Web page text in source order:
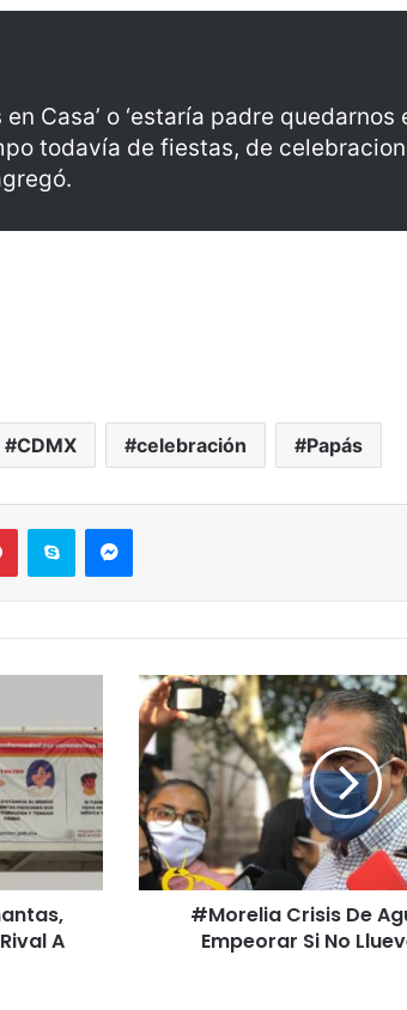
en Casa’ o ‘estaría padre quedarnos
todavía de fiestas, de
CDMX celebración Papás
A
#
M
r
e
l
i
a
C
#Morelia Crisis De
Empeorar Si No